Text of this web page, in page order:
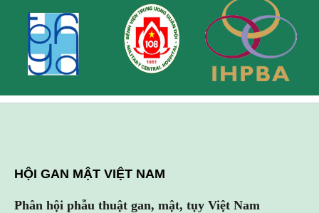
HỘI GAN MẬT VIỆT NAM
Phân hội phẫu thuật gan, mật, tụy Việt Nam